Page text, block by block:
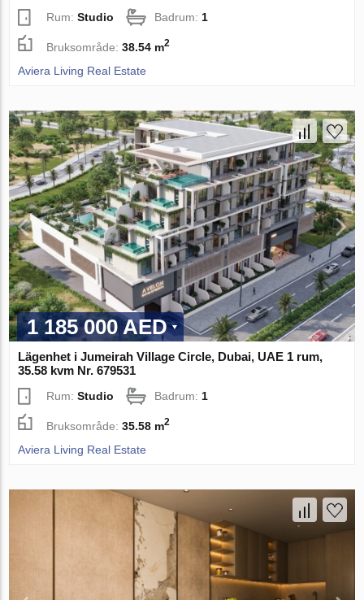
Rum:Studio Badrum: 1
Bruksområde:38.54 m2
Aviera Living Real Estate
1 185 000 AED
Lägenhet i Jumeirah Village Circle, Dubai, UAE 1 rum,
35.58 kvm Nr. 679531
Rum:Studio Badrum: 1
Bruksområde:35.58 m2
Aviera Living Real Estate